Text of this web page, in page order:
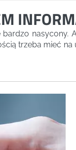
trzeba mieć